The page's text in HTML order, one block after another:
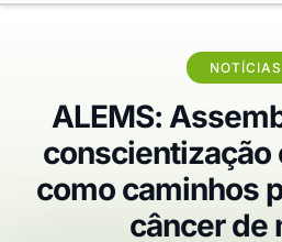
NOTÍCIAS
ALEMS:
conscientização
como caminhos
câncer de